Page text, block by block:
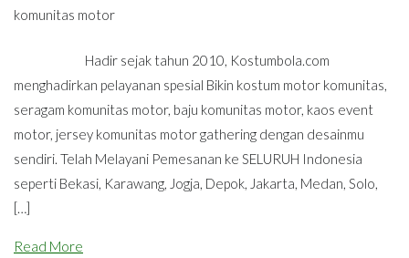
komunitas motor
Hadir sejak tahun 2010, Kostumbola.com
menghadirkan pelayanan spesial Bikin kostum motor komunitas,
seragam komunitas motor, baju komunitas motor, kaos event
motor, jersey komunitas motor gathering dengan desainmu
sendiri. Telah Melayani Pemesanan ke SELURUH Indonesia
seperti Bekasi, Karawang, Jogja, Depok, Jakarta, Medan, Solo,
[…]
Read More